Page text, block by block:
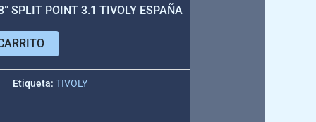
SPLIT POINT 3.1 TIVOLY ESPAÑA
Etiqueta:TIVOLY